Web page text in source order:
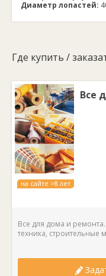
Диаметр лопастей:
Где купить /
на сайте >8 лет
Все
Все для дома и
техника, строительные